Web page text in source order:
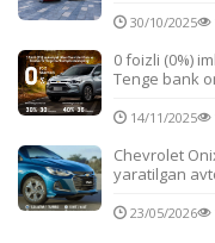
30/10/2025
0 foizli (0%)
Tenge bank
14/11/2025
Chevrolet
yaratilgan
23/05/2026